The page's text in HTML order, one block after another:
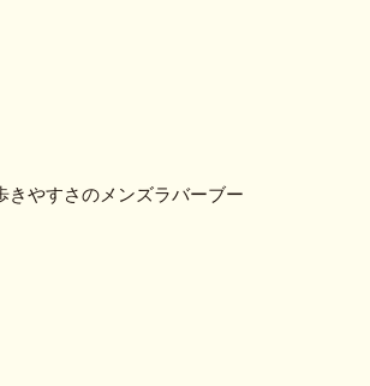
きやすさのメンズラバーブー